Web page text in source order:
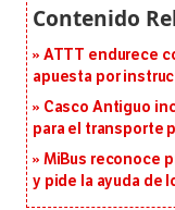
ATTT endurece
apuesta por
Casco Antiguo
para el transporte
MiBus reconoce
y pide la ayuda de